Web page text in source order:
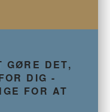
GØRE DET,
DIG -
FOR AT